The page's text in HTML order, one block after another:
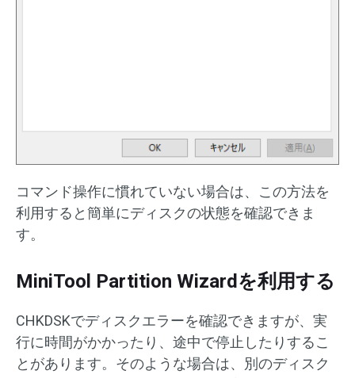
コマンド操作に慣れていない場合は、この方法を
利用すると簡単にディスクの状態を確認できま
す。
MiniTool Partition Wizardを利用する
CHKDSKでディスクエラーを確認できますが、実
行に時間がかかったり、途中で停止したりするこ
とがあります。そのような場合は、別のディスク